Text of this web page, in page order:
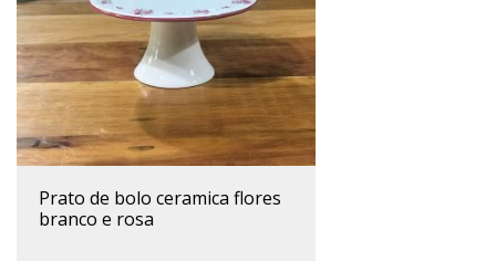
prato de bolo ceramica flores
branco e rosa